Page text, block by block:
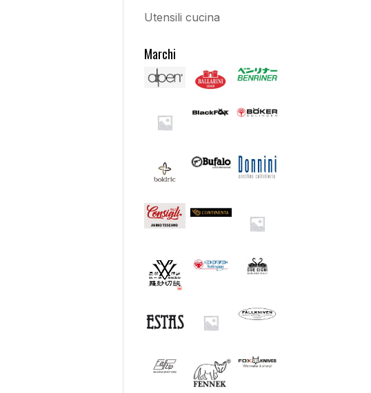
Utensili cucina
Marchi